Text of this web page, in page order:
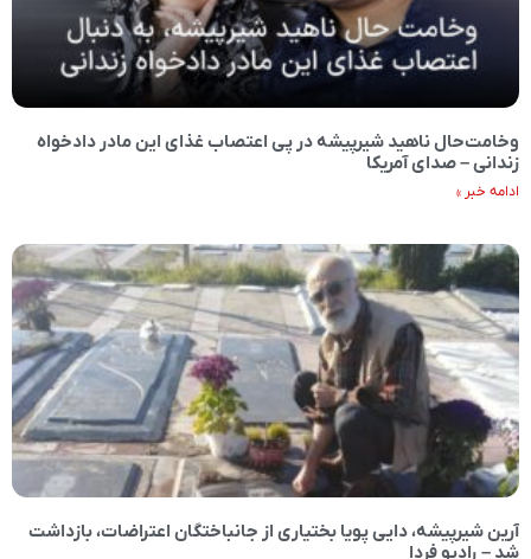
وخامت‌حال ناهید شیرپیشه در پی اعتصاب غذای این مادر دادخواه
زندانی – صدای آمریکا
ادامه خبر »
آرین شیرپیشه، دایی پویا بختیاری از جانباختگان اعتراضات، بازداشت
شد – رادیو فردا